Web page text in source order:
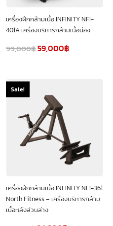
เครื่องฝึกกล้ามเนื้อ INFINITY NFI-
401A เครื่องบริหารกล้ามเนื้อน่อง
99,000฿59,000฿
Sale!
เครื่องฝึกกล้ามเนื้อ INFINITY NFI-361
North Fitness – เครื่องบริหารกล้าม
เนื้อหลังส่วนล่าง